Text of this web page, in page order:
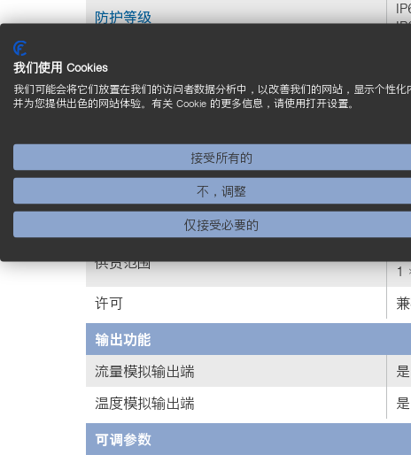
防护等级
流程连接 G
供货范围
1
许可
输出功能
流量模拟输出端 是
温度模拟输出端 是
可调参数
我们使用 Cookies
我们可能会将它们放置在我们的访问者数据分析中，以改善我们的网站，显示个性化
并为您提供出色的网站体验。有关 Cookie 的更多信息，请使用打开设置。
接受所有的
不，调整
仅接受必要的